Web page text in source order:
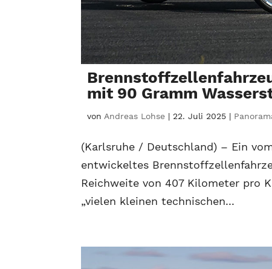
mit 90 Gramm
vonAndreas Lohse |22. Juli 2025 |
(Karlsruhe / Deutschland) – Ein
entwickeltes
Reichweite von 407 Kilometer pro
„vielen kleinen technischen...